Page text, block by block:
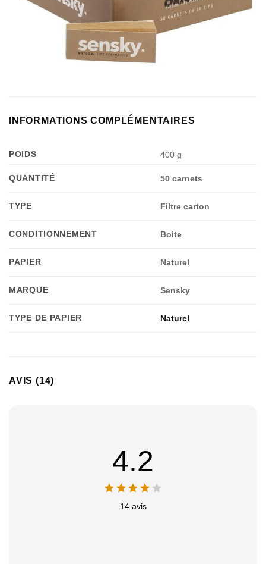
INFORMATIONS COMPLÉMENTAIRES
POIDS 400 g
QUANTITÉ 50 carnets
TYPE Filtre carton
CONDITIONNEMENT Boite
PAPIER Naturel
MARQUE Sensky
TYPE DE PAPIER Naturel
AVIS (14)
4.2
14 avis